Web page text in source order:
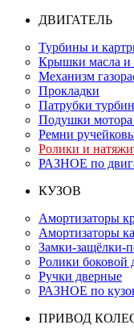
ДВИГАТЕЛЬ
Турбины и
Крышки масла и
Механизм
Прокладки
Патрубки
Подушки мотора
Ремни
Ролики и
РАЗНОЕ по
КУЗОВ
Амортизаторы
Амортизаторы
Замки-защёлки-
Ролики боковой
Ручки дверные
РАЗНОЕ по
ПРИВОД